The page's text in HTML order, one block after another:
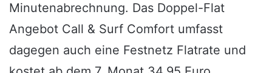
Minutenabrechnung. Das Doppel-Flat
Angebot Call & Surf Comfort umfasst
dagegen auch eine Festnetz Flatrate und